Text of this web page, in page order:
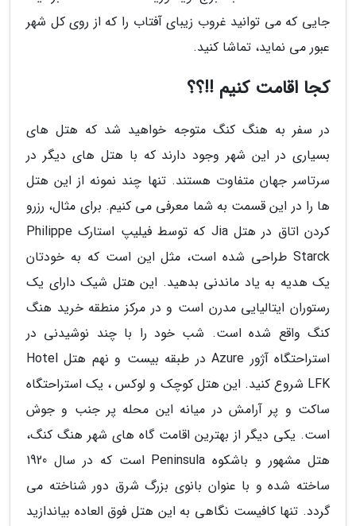
جایی که می توانید غروب زیبای آفتاب را که از روی کل شهر
عبور می نماید، تماشا کنید.
کجا اقامت کنیم !!؟؟
در سفر به هنگ کنگ متوجه خواهید شد که هتل های
بسیاری در این شهر وجود دارند که با هتل های دیگر در
سرتاسر جهان متفاوت هستند. تنها چند نمونه از این هتل
ها را در این قسمت به شما معرفی می کنیم. برای مثال، رزرو
کردن اتاق در هتل Jia که توسط فیلیپ استارک Philippe
Starck طراحی شده است، مثل این است که به خودتان
یک هدیه به یاد ماندنی بدهید. این هتل شیک دارای یک
رستوران ایتالیایی مدرن است و در مرکز منطقه خرید هنگ
کنگ واقع شده است. شب خود را با چند نوشیدنی در
استراحتگاه آژور Azure در طبقه بیست و نهم هتل Hotel
LFK شروع کنید. این هتل کوچک و لوکس ، یک استراحتگاه
ساکت و پر آرامش در میانه این محله پر جنب و جوش
است. یکی دیگر از بهترین اقامت گاه های شهر هنگ کنگ،
هتل مشهور و باشکوه Peninsula است که در سال 1920
ساخته شده و با عنوان بانوی بزرگ شرق دور شناخته می
گردد. تنها کافیست نگاهی به این هتل فوق العاده بیاندازید